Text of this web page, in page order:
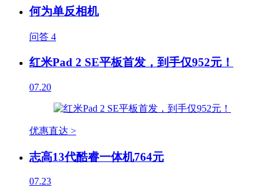
何为单反相机
问答 4
红米Pad 2 SE平板首发，到手仅952元！
07.20
优惠直达 >
志高13代酷睿一体机764元
07.23